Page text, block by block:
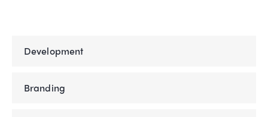
Development
Branding